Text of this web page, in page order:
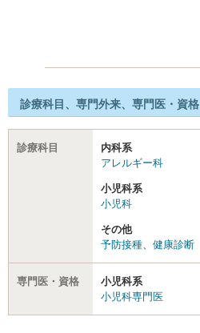
診療科目、専門外来、専門医・資格
診療科目
内科系
アレルギー科
小児科系
小児科
その他
予防接種、 健康診断
専門医・資格
小児科系
小児科専門医